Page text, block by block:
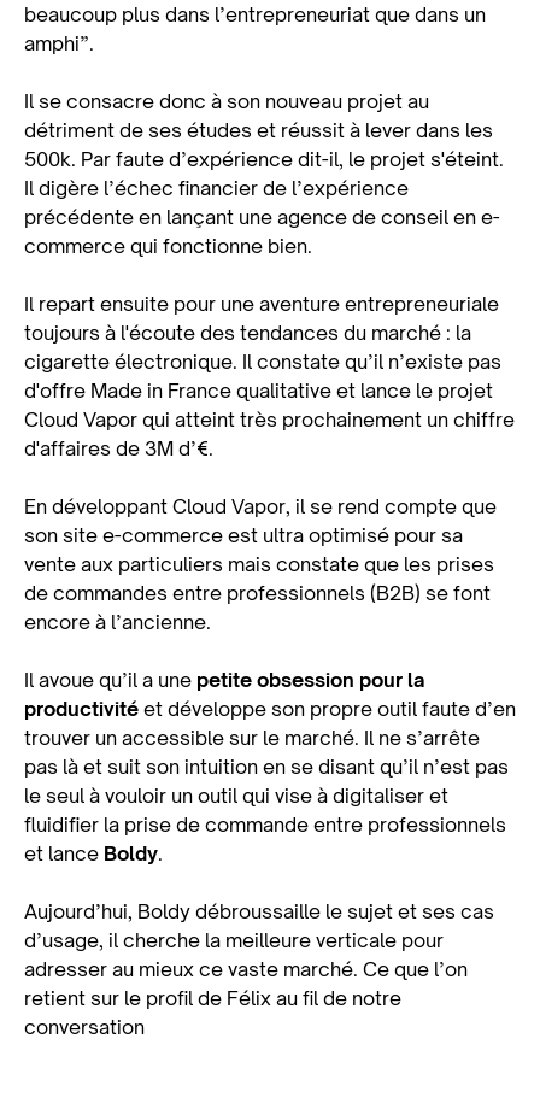
beaucoup plus dans l’entrepreneuriat que dans un
amphi”.
Il se consacre donc à son nouveau projet au
détriment de ses études et réussit à lever dans les
500k. Par faute d’expérience dit-il, le projet s'éteint.
Il digère l’échec financier de l’expérience
précédente en lançant une agence de conseil en e-
commerce qui fonctionne bien.
Il repart ensuite pour une aventure entrepreneuriale
toujours à l'écoute des tendances du marché : la
cigarette électronique. Il constate qu’il n’existe pas
d'offre Made in France qualitative et lance le projet
Cloud Vapor qui atteint très prochainement un chiffre
d'affaires de 3M d’€.
En développant Cloud Vapor, il se rend compte que
son site e-commerce est ultra optimisé pour sa
vente aux particuliers mais constate que les prises
de commandes entre professionnels (B2B) se font
encore à l’ancienne.
Il avoue qu’il a une petite obsession pour la
productivité et développe son propre outil faute d’en
trouver un accessible sur le marché. Il ne s’arrête
pas là et suit son intuition en se disant qu’il n’est pas
le seul à vouloir un outil qui vise à digitaliser et
fluidifier la prise de commande entre professionnels
et lance Boldy.
Aujourd’hui, Boldy débroussaille le sujet et ses cas
d’usage, il cherche la meilleure verticale pour
adresser au mieux ce vaste marché. Ce que l’on
retient sur le profil de Félix au fil de notre
conversation